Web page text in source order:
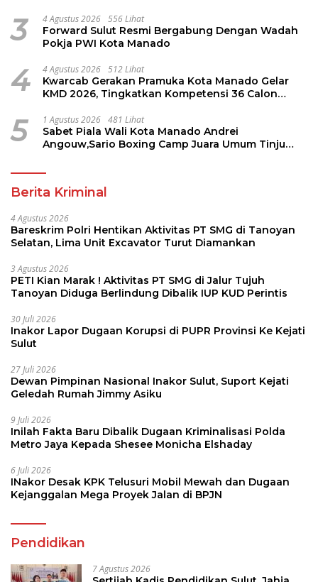
3 4 Agustus 2026 556 Lihat
Forward Sulut Resmi Bergabung Dengan Wadah
Pokja PWI Kota Manado
4 4 Agustus 2026 512 Lihat
Kwarcab Gerakan Pramuka Kota Manado Gelar
KMD 2026, Tingkatkan Kompetensi 36 Calon
5 1 Agustus 2026 481 Lihat
Sabet Piala Wali Kota Manado Andrei
Angouw,Sario Boxing Camp Juara Umum Tinju
Berita Kriminal
4 Agustus 2026
Bareskrim Polri Hentikan Aktivitas PT SMG di Tanoyan
Selatan, Lima Unit Excavator Turut Diamankan
3 Agustus 2026
PETI Kian Marak ! Aktivitas PT SMG di Jalur Tujuh
Tanoyan Diduga Berlindung Dibalik IUP KUD Perintis
30 Juli 2026
Inakor Lapor Dugaan Korupsi di PUPR Provinsi Ke Kejati
Sulut
27 Juli 2026
Dewan Pimpinan Nasional Inakor Sulut, Suport Kejati
Geledah Rumah Jimmy Asiku
9 Juli 2026
Inilah Fakta Baru Dibalik Dugaan Kriminalisasi Polda
Metro Jaya Kepada Shesee Monicha Elshaday
6 Juli 2026
INakor Desak KPK Telusuri Mobil Mewah dan Dugaan
Kejanggalan Mega Proyek Jalan di BPJN
Pendidikan
7 Agustus 2026